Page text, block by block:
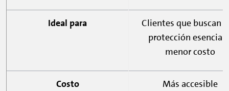
Ideal para
Clientes que buscan
protección esencial
menor costo
Costo Más accesible